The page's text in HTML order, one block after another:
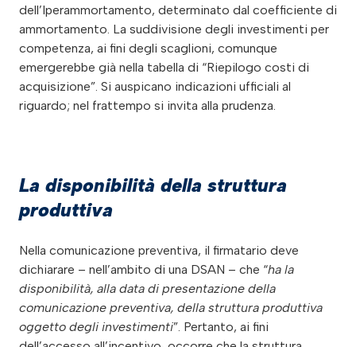
dell’Iperammortamento, determinato dal coefficiente di
ammortamento. La suddivisione degli investimenti per
competenza, ai fini degli scaglioni, comunque
emergerebbe già nella tabella di “Riepilogo costi di
acquisizione”. Si auspicano indicazioni ufficiali al
riguardo; nel frattempo si invita alla prudenza.
La disponibilità della struttura
produttiva
Nella comunicazione preventiva, il firmatario deve
dichiarare – nell’ambito di una DSAN – che “ha la
disponibilità, alla data di presentazione della
comunicazione preventiva, della struttura produttiva
oggetto degli investimenti”. Pertanto, ai fini